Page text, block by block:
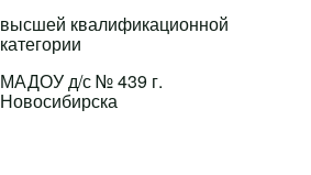
высшей квалификационной
категории
МАДОУ д/с № 439 г.
Новосибирска